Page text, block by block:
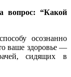
вопрос: “Какой
осознанно
ваше здоровье —
сидящих в